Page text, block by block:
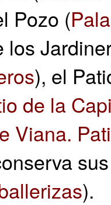
Pozo (
los
), el
de la
Viana.
).